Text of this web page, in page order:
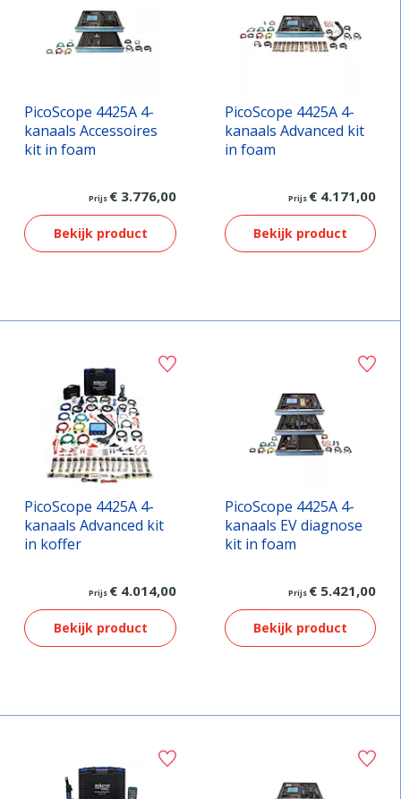
PicoScope 4425A 4-
kanaals Accessoires
kit in foam
Prijs € 3.776,00
Bekijk product
PicoScope 4425A 4-
kanaals Advanced kit
in foam
Prijs € 4.171,00
Bekijk product
PicoScope 4425A 4-
kanaals Advanced kit
in koffer
Prijs € 4.014,00
Bekijk product
PicoScope 4425A 4-
kanaals EV diagnose
kit in foam
Prijs € 5.421,00
Bekijk product